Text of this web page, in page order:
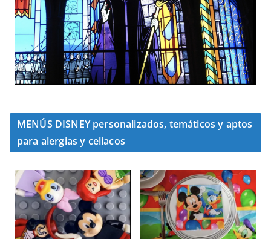
MENÚS DISNEY personalizados, temáticos y aptos
para alergias y celiacos